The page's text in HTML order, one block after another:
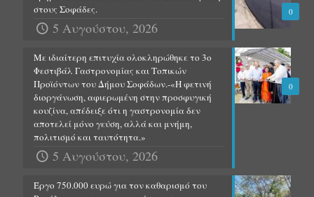
0
στους Σοφάδες.
5 Αυγούστου, 2026
0
Με ιδιαίτερη επιτυχία ολοκληρώθηκε το 3ο
Φεστιβάλ Γαστρονομίας και Τοπικών
Προϊόντων του Δήμου Σοφάδων.-«Η φετινή
διοργάνωση, αφιερωμένη στην προσφυγική
κουζίνα, απέδειξε ότι η γαστρονομία δεν
αποτελεί μόνο γεύση, αλλά και μνήμη,
πολιτισμό και ταυτότητα.»
5 Αυγούστου, 2026
Έργο 750.000 ευρώ για τον καθαρισμό του